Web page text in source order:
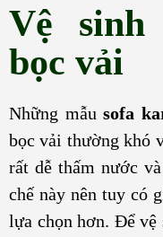
Vệ sinh
bọc vải
Những mẫusofa
bọc vải thường khó
rất dễ thấm nước
chế này nên tuy có
lựa chọn hơn. Để vệ